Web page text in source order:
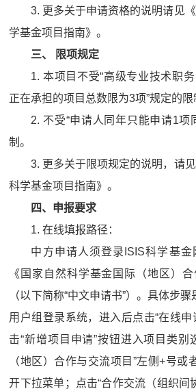
3. 更多关于申请资格的说明请见
学基金项目指南》。
三、
限项规定
1. 本项目不受“高级专业技术职
正在承担的项目总数限为3项”规定的限
2. 不受“申请人同年只能申请1项
制。
3. 更多关于限项规定的说明，请
科学基金项目指南》。
四、申报要求
1. 在线填报路径：
中方申请人须登录ISIS科学基
《国家自然科学基金国际（地区）合
（以下简称“中文申请书”）。具体步
用户组登录系统，进入后点击“在线申
击“新增项目申请”按钮进入项目类别
（地区）合作与交流项目”左侧+号或
开下拉菜单；点击“合作交流（组织间